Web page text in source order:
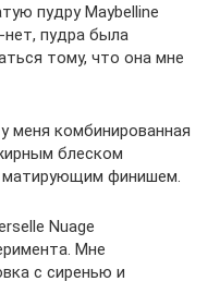
пудру Maybelline
нет, пудра была
тому, что она мне
меня комбинированная
блеском
матирующим финишем.
Nuage
Мне
с сиренью и